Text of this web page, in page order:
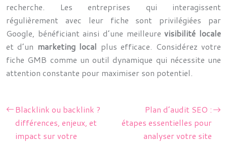
recherche. Les entreprises qui interagissent
régulièrement avec leur fiche sont privilégiées par
Google, bénéficiant ainsi d’une meilleurevisibilité locale
et d’un marketing local plus efficace. Considérez votre
fiche GMB comme un outil dynamique qui nécessite une
attention constante pour maximiser son potentiel.
Blacklink ou backlink ?
différences, enjeux, et
impact sur votre
Plan d’audit SEO :
étapes essentielles pour
analyser votre site